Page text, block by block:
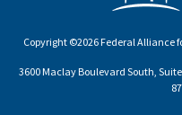
Copyright ©2026 Federal Alliance
3600 Maclay Boulevard South,